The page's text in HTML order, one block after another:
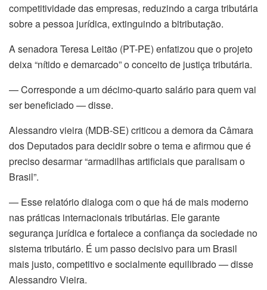
competitividade das empresas, reduzindo a carga tributária
sobre a pessoa jurídica, extinguindo a bitributação.
A senadora Teresa Leitão (PT-PE) enfatizou que o projeto
deixa “nítido e demarcado” o conceito de justiça tributária.
— Corresponde a um décimo-quarto salário para quem vai
ser beneficiado — disse.
Alessandro vieira (MDB-SE) criticou a demora da Câmara
dos Deputados para decidir sobre o tema e afirmou que é
preciso desarmar “armadilhas artificiais que paralisam o
Brasil”.
— Esse relatório dialoga com o que há de mais moderno
nas práticas internacionais tributárias. Ele garante
segurança jurídica e fortalece a confiança da sociedade no
sistema tributário. É um passo decisivo para um Brasil
mais justo, competitivo e socialmente equilibrado — disse
Alessandro Vieira.